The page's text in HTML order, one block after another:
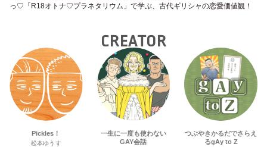
っ♡「R18オトナ♡プラネタリウム」で学ぶ、古代ギリシャの恋愛価値観！
CREATOR
Pickles！
松本ゆうす
一生に一度も使わない
GAY会話
つぶやきかるだでさらえ
るgAy to Z